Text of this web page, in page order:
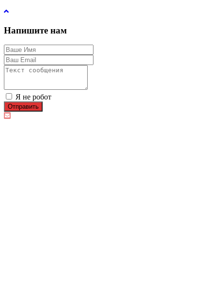
Напишите нам
Я не робот
Отправить